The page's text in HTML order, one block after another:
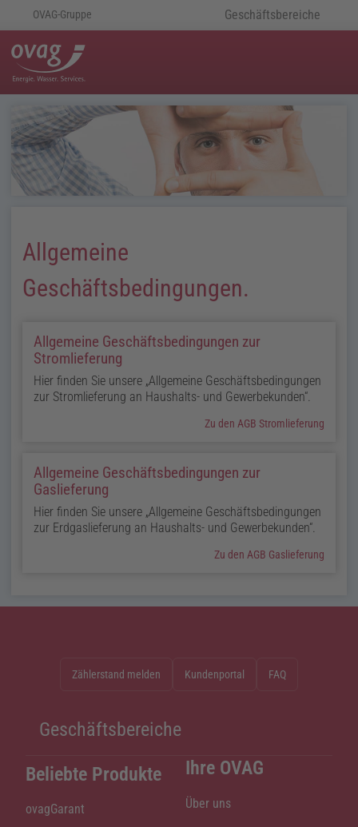
OVAG-Gruppe Geschäftsbereiche
Allgemeine
Geschäftsbedingungen.
Allgemeine Geschäftsbedingungen zur
Stromlieferung
Hier finden Sie unsere Allgemeine Geschäfts­bedingungen
zur Stromlieferung an Haushalts- und Gewerbekunden .
Zu den AGB Stromlieferung
Allgemeine Geschäftsbedingungen zur
Gaslieferung
Hier finden Sie unsere Allgemeine Geschäfts­bedingungen
zur Erdgaslieferung an Haushalts- und Gewerbekunden .
Zu den AGB Gaslieferung
Zählerstand melden Kundenportal FAQ
Geschäftsbereiche
Beliebte Produkte
ovagGarant
Ihre OVAG
Über uns